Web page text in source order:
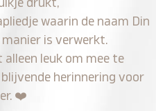
drukt,
waarin de naam Din
is verwerkt.
alleen leuk om mee te
herinnering voor
❤️